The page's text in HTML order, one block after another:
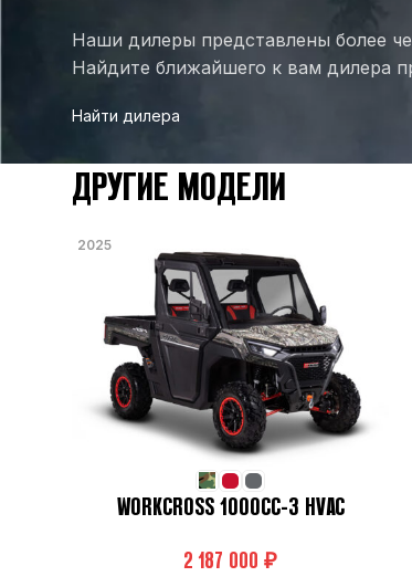
КОЛИЧЕСТВО МЕСТ
АМОРТИЗАТОРЫ ПЕРЕДНИЕ
АМОРТИЗАТОРЫ ЗАДНИЕ
МОДЕЛЬНЫЙ ГОД
Наши дилеры представлены более
Найдите ближайшего к вам дилера
Найти дилера
ДРУГИЕ МОДЕЛИ
2025
WORKCROSS 1000CC-3 HVAC
₽